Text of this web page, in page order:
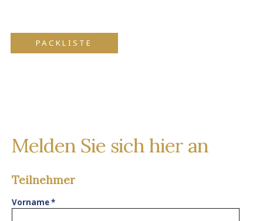
PACKLISTE
Melden Sie sich hier an
Teilnehmer
Vorname*